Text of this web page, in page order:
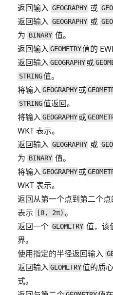
返回输入 GEOGRAPHY 或
返回输入 GEOGRAPHY 或
为 BINARY 值。
返回输入GEOMETRY值的
返回输入GEOGRAPHY 或
STRING值。
将输入GEOGRAPHY 或
STRING值返回。
将输入GEOGRAPHY 或
WKT 表示。
返回输入 GEOGRAPHY 或
为 BINARY 值。
将输入GEOGRAPHY 或
WKT 表示。
返回从第一个点到第二个
表示
[0, 2π) 。
返回一个 GEOMETRY 值，该
界。
使用指定的半径返回输入
返回输入GEOMETRY值的质
式。